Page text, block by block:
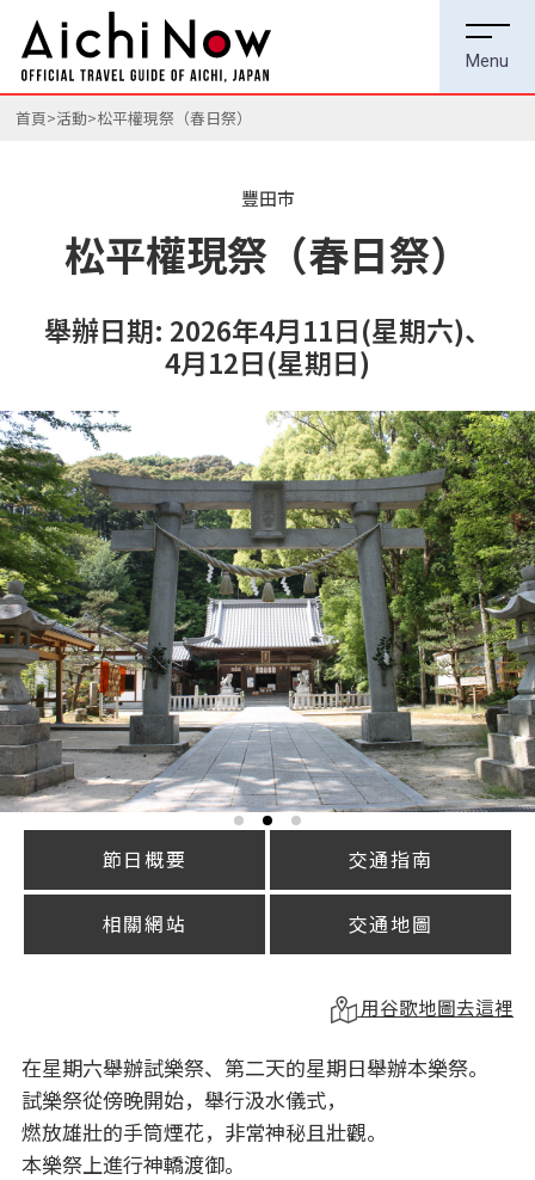
首頁 活動 松平權現祭（春日祭）
豐田市
松平權現祭（春日祭）
舉辦日期: 2026年4月11日(星期六)、
4月12日(星期日)
節日概要 交通指南
相關網站 交通地圖
用谷歌地圖去這裡
在星期六舉辦試樂祭、第二天的星期日舉辦本樂祭。
試樂祭從傍晚開始，舉行汲水儀式，
燃放雄壯的手筒煙花，非常神秘且壯觀。
本樂祭上進行神轎渡御。